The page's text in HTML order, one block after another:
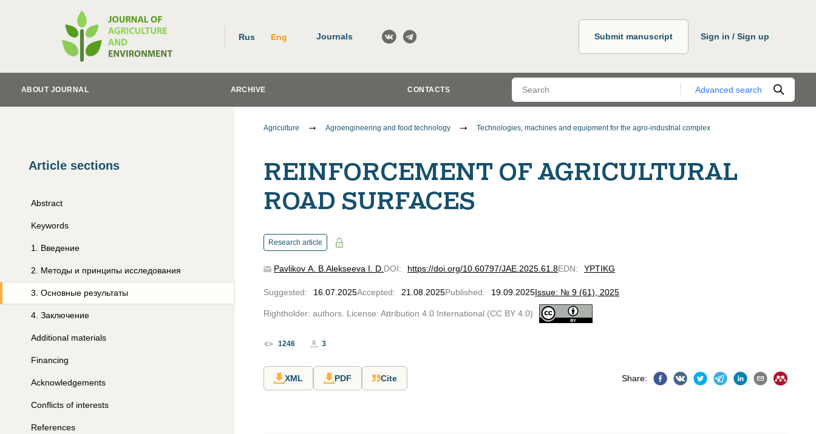
Rus Eng Journals Submit manuscript Sign in / Sign up
ABOUT JOURNAL ARCHIVE CONTACTS Advanced search
Article sections
Abstract
Keywords
1 Введение
2 Методы и принципы исследования
3 Основные результаты
4 Заключение
Additional materials
Financing
Acknowledgements
Conflicts of interests
References
Agriculture Agroengineering and food technology Technologies, machines and equipment for the agro-industrial complex
REINFORCEMENT OF AGRICULTURAL
ROAD SURFACES
Research article
Pavlikov A. B. Alekseeva I. D. DOI: https://doi.org/10.60797/JAE.2025.61.8EDN: YPTIKG
Suggested: 16.07.2025Accepted: 21.08.2025Published: 19.09.2025Issue: № 9 (61), 2025
Rightholder: authors. License: Attribution 4.0 International (CC BY 4.0)
1246 3
XML PDF Cite Share: